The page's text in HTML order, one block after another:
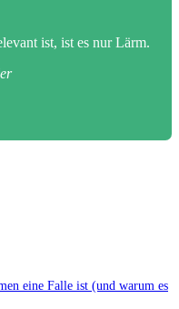
ist, ist es nur Lärm.
eine Falle ist (und warum es